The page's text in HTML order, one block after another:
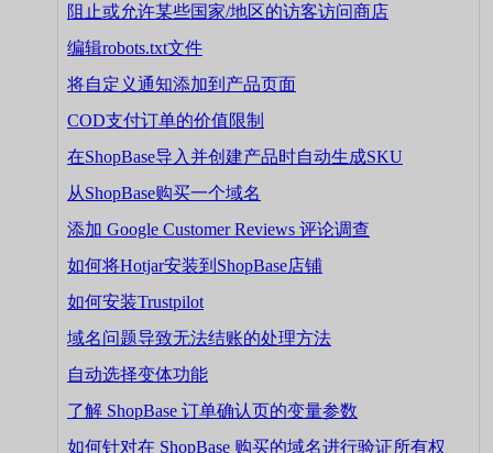
阻止或允许某些国家/地区的访客访问商店
编辑robots.txt文件
将自定义通知添加到产品页面
COD支付订单的价值限制
在ShopBase导入并创建产品时自动生成SKU
从ShopBase购买一个域名
添加 Google Customer Reviews 评论调查
如何将Hotjar安装到ShopBase店铺
如何安装Trustpilot
域名问题导致无法结账的处理方法
自动选择变体功能
了解 ShopBase 订单确认页的变量参数
如何针对在 ShopBase 购买的域名进行验证所有权